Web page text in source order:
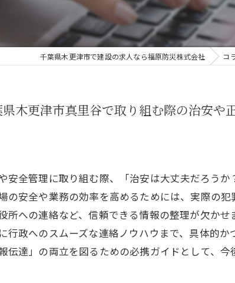
千葉県木更津市で建設の求人なら福原防災株式会社 コ
木更津市真里谷で取り組む際の治安や
安全管理に取り組む際、「治安は大丈夫だろう
の安全や業務の効率を高めるためには、実際の
所への連絡など、信頼できる情報の整理が欠か
行政へのスムーズな連絡ノウハウまで、具体的
伝達」の両立を図るための必携ガイドとして、